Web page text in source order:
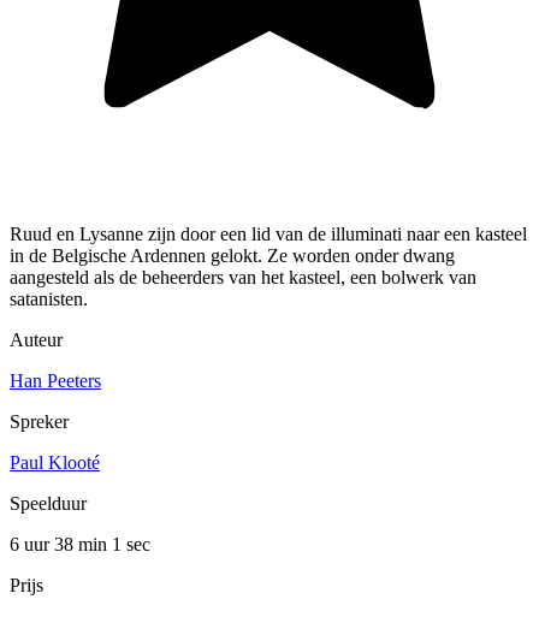
Ruud en Lysanne zijn door een lid van de illuminati naar een kasteel
in de Belgische Ardennen gelokt. Ze worden onder dwang
aangesteld als de beheerders van het kasteel, een bolwerk van
satanisten.
Auteur
Han Peeters
Spreker
Paul Klooté
Speelduur
6 uur 38 min 1 sec
Prijs